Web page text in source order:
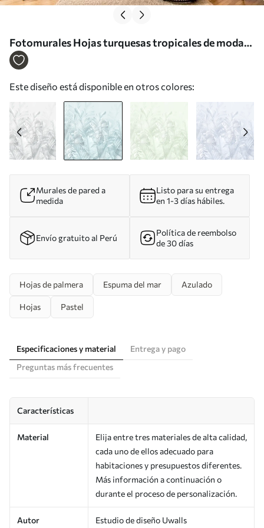
Fotomurales Hojas turquesas tropicales de moda
Nr. u98951v3
Este diseño está disponible en otros colores:
Murales de pared a
medida
Listo para su entrega
en 1-3 días hábiles.
Envío gratuito al Perú
Política de reembolso
de 30 días
Hojas de palmera Espuma del mar Azulado
Hojas Pastel
Especificaciones y material
Entrega y pago
Preguntas más frecuentes
Características
Material
Elija entre tres materiales de alta calidad,
cada uno de ellos adecuado para
habitaciones y presupuestos diferentes.
Más información a continuación o
durante el proceso de personalización.
Autor Estudio de diseño Uwalls